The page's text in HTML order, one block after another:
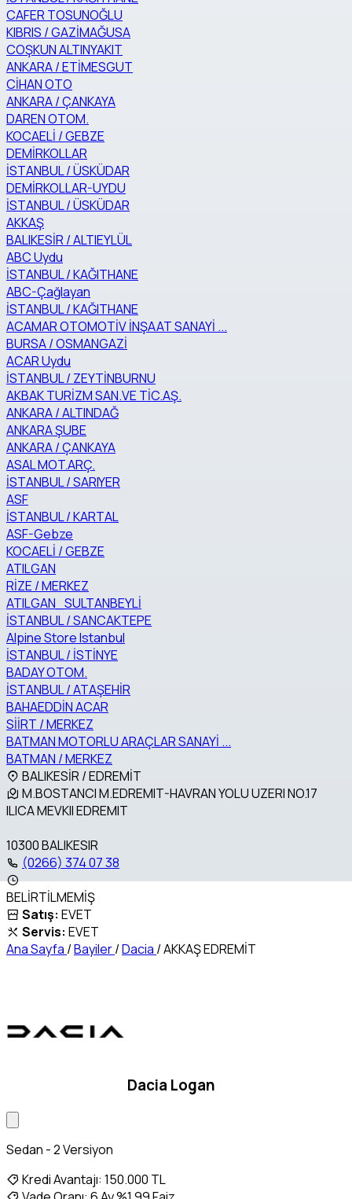
CAFER TOSUNOĞLU
KIBRIS / GAZİMAĞUSA
COŞKUN ALTINYAKIT
ANKARA / ETİMESGUT
CİHAN OTO
ANKARA / ÇANKAYA
DAREN OTOM.
KOCAELİ / GEBZE
DEMİRKOLLAR
İSTANBUL / ÜSKÜDAR
DEMİRKOLLAR-UYDU
İSTANBUL / ÜSKÜDAR
AKKAŞ
BALIKESİR / ALTIEYLÜL
ABC Uydu
İSTANBUL / KAĞITHANE
ABC-Çağlayan
İSTANBUL / KAĞITHANE
ACAMAR OTOMOTİV İNŞAAT SANAYİ ...
BURSA / OSMANGAZİ
ACAR Uydu
İSTANBUL / ZEYTİNBURNU
AKBAK TURİZM SAN.VE TİC.AŞ.
ANKARA / ALTINDAĞ
ANKARA ŞUBE
ANKARA / ÇANKAYA
ASAL MOT.ARÇ.
İSTANBUL / SARIYER
ASF
İSTANBUL / KARTAL
ASF-Gebze
KOCAELİ / GEBZE
ATILGAN
RİZE / MERKEZ
ATILGAN_SULTANBEYLİ
İSTANBUL / SANCAKTEPE
Alpine Store Istanbul
İSTANBUL / İSTİNYE
BADAY OTOM.
İSTANBUL / ATAŞEHİR
BAHAEDDİN ACAR
SİİRT / MERKEZ
BATMAN MOTORLU ARAÇLAR SANAYİ ...
BATMAN / MERKEZ
BALIKESİR / EDREMİT
M.BOSTANCI M.EDREMIT-HAVRAN YOLU UZERI NO.17
ILICA MEVKII EDREMIT
10300 BALIKESIR
(0266) 374 07 38
BELİRTİLMEMİŞ
Satış: EVET
Servis: EVET
Ana Sayfa /Bayiler/Dacia /AKKAŞ EDREMİT
Dacia Logan
Sedan - 2 Versiyon
Kredi Avantajı: 150.000 TL